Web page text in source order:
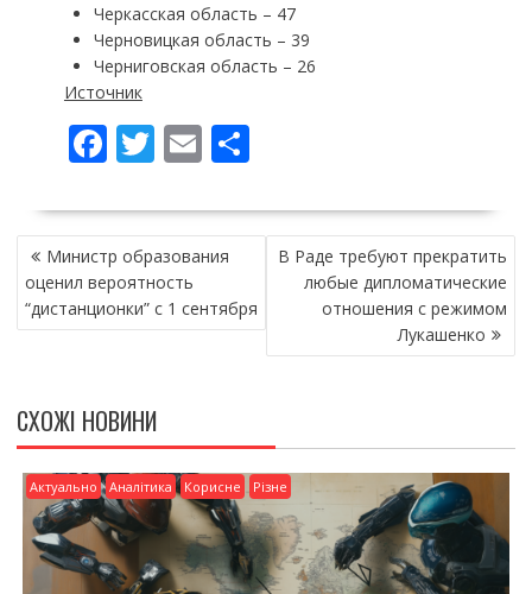
Черкасская область – 47
Черновицкая область – 39
Черниговская область – 26
Источник
F
e
b
o
o
T
itt
er
E
ai
l
П
ді
и
т
и
НАВІГАЦІЯ
ЗАПИСІВ
Министр образования
оценил вероятность
“дистанционки” с 1 сентября
В Раде требуют прекратить
любые дипломатические
отношения с режимом
Лукашенко
СХОЖІ НОВИНИ
Актуально Аналітика Корисне Різне